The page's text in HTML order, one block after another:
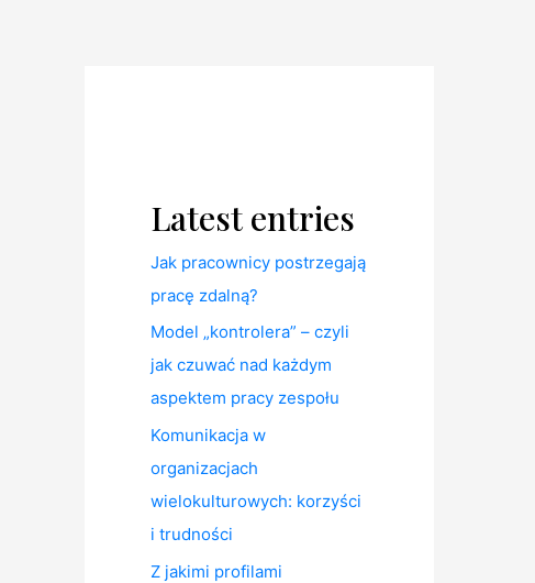
Latest entries
Jak pracownicy postrzegają
pracę zdalną?
Model „kontrolera” – czyli
jak czuwać nad każdym
aspektem pracy zespołu
Komunikacja w
organizacjach
wielokulturowych: korzyści
i trudności
Z jakimi profilami